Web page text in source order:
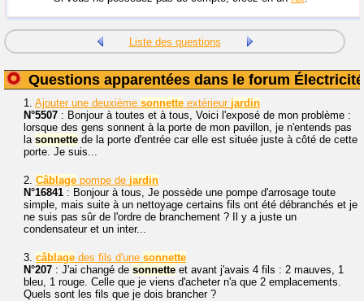
Liste des questions
Questions apparentées dans le forum Électricité
1. Ajouter une deuxième sonnette extérieur jardin
N°5507 : Bonjour à toutes et à tous, Voici l'exposé de mon problème :
lorsque des gens sonnent à la porte de mon pavillon, je n'entends pas
la sonnette de la porte d'entrée car elle est située juste à côté de cette
porte. Je suis...
2. Câblage pompe de jardin
N°16841 : Bonjour à tous, Je possède une pompe d'arrosage toute
simple, mais suite à un nettoyage certains fils ont été débranchés et je
ne suis pas sûr de l'ordre de branchement ? Il y a juste un
condensateur et un inter...
3. câblage des fils d'une sonnette
N°207 : J'ai changé de sonnette et avant j'avais 4 fils : 2 mauves, 1
bleu, 1 rouge. Celle que je viens d'acheter n'a que 2 emplacements.
Quels sont les fils que je dois brancher ?